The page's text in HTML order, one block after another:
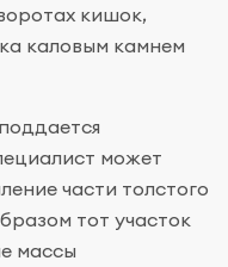
кишок,
каловым камнем
может
части толстого
тот участок
массы